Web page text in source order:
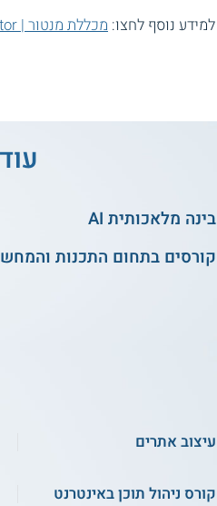
למידע נוסף לחצו: מכללת מנטור | mentor - לימודי תעודה
בינה מלאכותית AI
קורסים בתחום התכנות
עיצוב אתרים
קורס ניהול תוכן באינטרנט